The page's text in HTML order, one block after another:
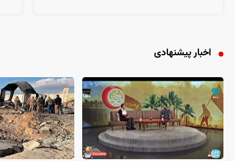
اخبار پیشنهادی